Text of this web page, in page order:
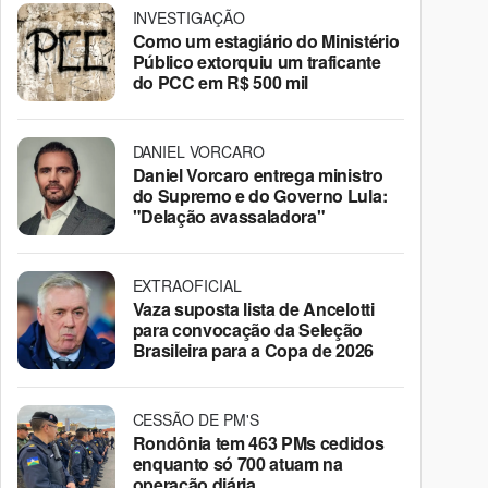
INVESTIGAÇÃO
Como um estagiário do Ministério
Público extorquiu um traficante
do PCC em R$ 500 mil
DANIEL VORCARO
Daniel Vorcaro entrega ministro
do Supremo e do Governo Lula:
"Delação avassaladora"
EXTRAOFICIAL
Vaza suposta lista de Ancelotti
para convocação da Seleção
Brasileira para a Copa de 2026
CESSÃO DE PM'S
Rondônia tem 463 PMs cedidos
enquanto só 700 atuam na